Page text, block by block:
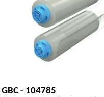
GBC - 104785